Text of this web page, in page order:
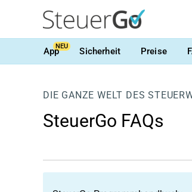
AppNEU Sicherheit Preise
DIE GANZE WELT DES
SteuerGo FAQs